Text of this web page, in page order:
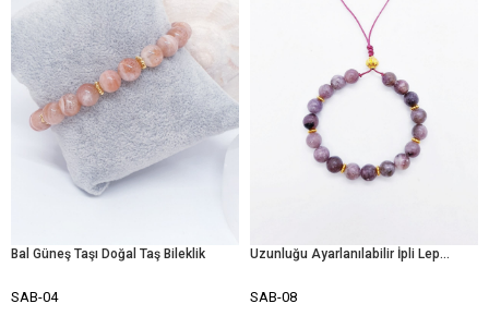
Bal Güneş Taşı Doğal Taş Bileklik
SAB-04
Uzunluğu Ayarlanılabilir İpli Lepidolit Bileklik
SAB-08